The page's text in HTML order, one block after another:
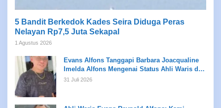
5 Bandit Berkedok Kades Seira Diduga Peras
Nelayan Rp7,5 Juta Sekapal
1 Agustus 2026
Evans Alfons Tanggapi Barbara Joacqualine
Imelda Alfons Mengenai Status Ahli Waris dan
Putusan Pengadilan
31 Juli 2026